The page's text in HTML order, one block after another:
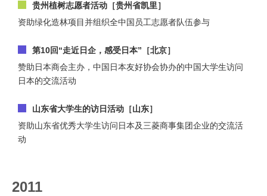
贵州植树志愿者活动［贵州省凯里］
资助绿化造林项目并组织全中国员工志愿者队伍参与
第10回“走近日企，感受日本”［北京］
赞助日本商会主办，中国日本友好协会协办的中国大学生访问
日本的交流活动
山东省大学生的访日活动［山东］
资助山东省优秀大学生访问日本及三菱商事集团企业的交流活
动
2011